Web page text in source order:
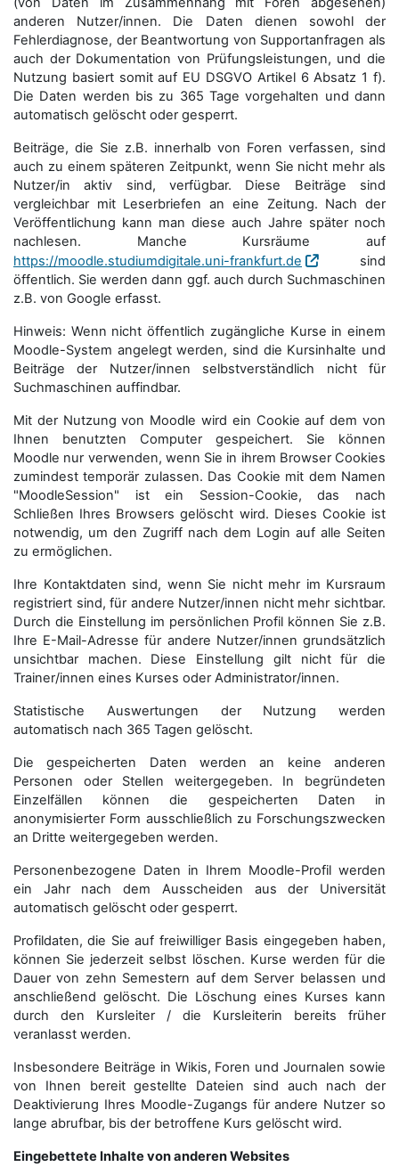
anderen Nutzer/innen. Die Daten dienen sowohl der
Fehlerdiagnose, der Beantwortung von Supportanfragen als
auch der Dokumentation von Prüfungsleistungen, und die
Nutzung basiert somit auf EU DSGVO Artikel 6 Absatz 1 f).
Die Daten werden bis zu 365 Tage vorgehalten und dann
automatisch gelöscht oder gesperrt.
Beiträge, die Sie z.B. innerhalb von Foren verfassen, sind
auch zu einem späteren Zeitpunkt, wenn Sie nicht mehr als
Nutzer/in aktiv sind, verfügbar. Diese Beiträge sind
vergleichbar mit Leserbriefen an eine Zeitung. Nach der
Veröffentlichung kann man diese auch Jahre später noch
nachlesen. Manche Kursräume auf
https://moodle.studiumdigitale.uni-frankfurt.de
sind
öffentlich. Sie werden dann ggf. auch durch Suchmaschinen
z.B. von Google erfasst.
Hinweis: Wenn nicht öffentlich zugängliche Kurse in einem
Moodle-System angelegt werden, sind die Kursinhalte und
Beiträge der Nutzer/innen selbstverständlich nicht für
Suchmaschi­nen auffindbar.
Mit der Nutzung von Moodle wird ein Cookie auf dem von
Ihnen benutzten Computer gespeichert. Sie können
Moodle nur verwenden, wenn Sie in ihrem Browser Cookies
zumindest temporär zulassen. Das Cookie mit dem Namen
"MoodleSession" ist ein Session-Cookie, das nach
Schließen Ihres Browsers gelöscht wird. Dieses Cookie ist
notwendig, um den Zugriff nach dem Login auf alle Seiten
zu ermöglichen.
Ihre Kontaktdaten sind, wenn Sie nicht mehr im Kursraum
registriert sind, für andere Nutzer/innen nicht mehr sichtbar.
Durch die Einstellung im persönlichen Profil können Sie z.B.
Ihre E-Mail-Adresse für andere Nutzer/innen grundsätzlich
unsichtbar machen. Diese Einstellung gilt nicht für die
Trainer/innen eines Kurses oder Administrator/innen.
Statistische Auswertungen der Nutzung werden
automatisch nach 365 Tagen gelöscht.
Die gespeicherten Daten werden an keine anderen
Personen oder Stellen weitergegeben. In begründeten
Einzelfällen können die gespeicherten Daten in
anonymisierter Form aus­schließ­lich zu Forschungszwecken
an Dritte weitergegeben werden.
Personenbezogene Daten in Ihrem Moodle-Profil werden
ein Jahr nach dem Ausscheiden aus der Universität
automatisch gelöscht oder gesperrt.
Profildaten, die Sie auf freiwilliger Basis eingegeben haben,
können Sie jederzeit selbst löschen. Kurse werden für die
Dauer von zehn Semestern auf dem Server belassen und
anschließend gelöscht. Die Löschung eines Kurses kann
durch den Kursleiter / die Kursleiterin bereits früher
veranlasst werden.
Insbesondere Beiträge in Wikis, Foren und Journalen sowie
von Ihnen bereit gestellte Dateien sind auch nach der
Deaktivierung Ihres Moodle-Zugangs für andere Nutzer so
lange abrufbar, bis der betroffene Kurs gelöscht wird.
Eingebettete Inhalte von anderen Websites